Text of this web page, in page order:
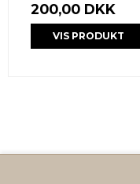
200,00 DKK
VIS PRODUKT